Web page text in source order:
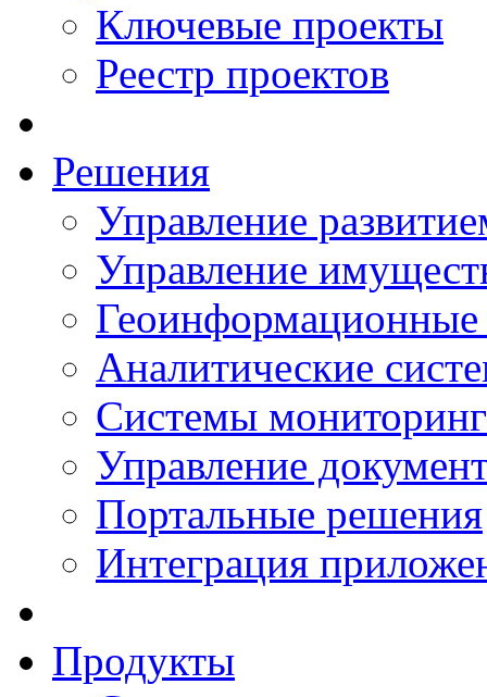
Ключевые проекты
Реестр проектов
Решения
Управление
Управление
Аналитические
Системы
Управление
Портальные решения
Интеграция
Продукты